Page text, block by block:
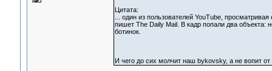
Цитата:
... один из пользователей YouTube,
пишет The Daily Mail. В кадр попали два
ботинок.
И чего до сих молчит наш bykovsky, а не вопит от